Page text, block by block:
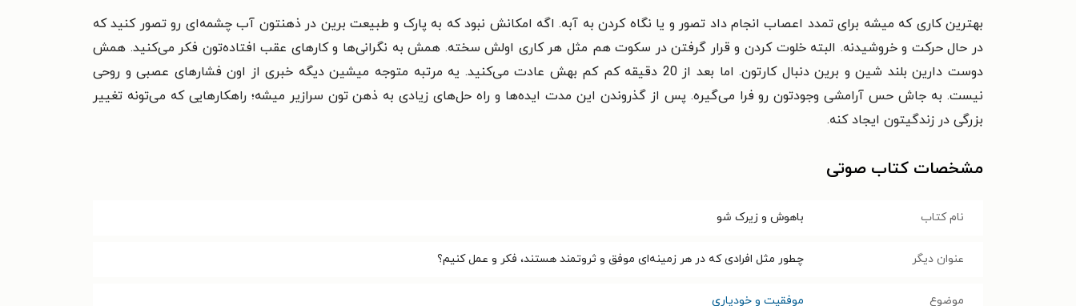
بهترین کاری که میشه برای تمدد اعصاب انجام داد تصور و یا نگاه کردن به آبه. اگه امکانش نبود که به پارک و طبیعت برین در ذهنتون آب چشمه‌ای رو تصور کنید که
در حال حرکت و خروشیدنه. البته خلوت کردن و قرار گرفتن در سکوت هم مثل هر کاری اولش سخته. همش به نگرانی‌ها و کارهای عقب افتاده‌تون فکر می‌کنید. همش
دوست دارین بلند شین و برین دنبال کارتون. اما بعد از 20 دقیقه کم کم بهش عادت می‌کنید. یه مرتبه متوجه میشین دیگه خبری از اون فشارهای عصبی و روحی
نیست. به جاش حس آرامشی وجودتون رو فرا می‌گیره. پس از گذروندن این مدت ایده‌ها و راه حل‌های زیادی به ذهن تون سرازیر میشه؛ راهکارهایی که می‌تونه تغییر
بزرگی در زندگیتون ایجاد کنه.
مشخصات کتاب صوتی
نام کتاب باهوش و زیرک شو
عنوان دیگر چطور مثل افرادی که در هر زمینه‌ای موفق و ثروتمند هستند، فکر و عمل کنیم؟
موضوع موفقیت و خودیاری